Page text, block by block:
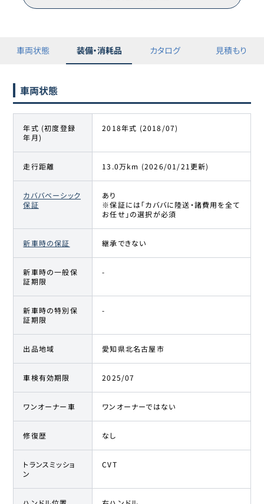
車両状態 装備・消耗品 カタログ 見積もり
車両状態
年式 (初度登録
年月)
2018年式 (2018/07)
走行距離 13.0万km (2026/01/21更新)
カババベーシック
保証
あり
※保証には「カババに陸送・諸費用を全て
お任せ」の選択が必須
新車時の保証 継承できない
新車時の一般保
証期限
-
新車時の特別保
証期限
-
出品地域 愛知県北名古屋市
車検有効期限 2025/07
ワンオーナー車 ワンオーナーではない
修復歴 なし
トランスミッショ
ン
CVT